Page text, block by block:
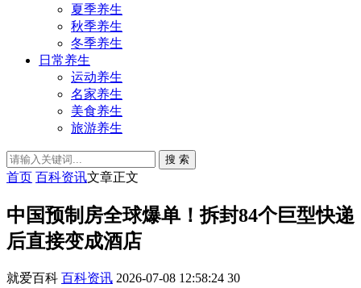
夏季养生
秋季养生
冬季养生
日常养生
运动养生
名家养生
美食养生
旅游养生
搜 索
首页 百科资讯文章正文
中国预制房全球爆单！拆封84个巨型快递
后直接变成酒店
就爱百科 百科资讯 2026-07-08 12:58:24 30